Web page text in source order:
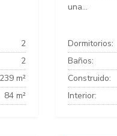
2
2
239 m²
84 m²
una...
Dormitorios:
Baños:
Construido:
Interior: